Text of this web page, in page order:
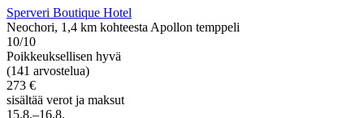
Sperveri Boutique Hotel
Neochori, 1,4 km kohteesta Apollon temppeli
10/10
Poikkeuksellisen hyvä
(141 arvostelua)
273 €
sisältää verot ja maksut
15.8.–16.8.